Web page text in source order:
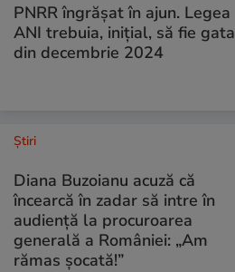
PNRR îngrășat în ajun. Legea
ANI trebuia, inițial, să fie gata
din decembrie 2024
Ştiri
Diana Buzoianu acuză că
încearcă în zadar să intre în
audiență la procuroarea
generală a României: „Am
rămas șocată!”